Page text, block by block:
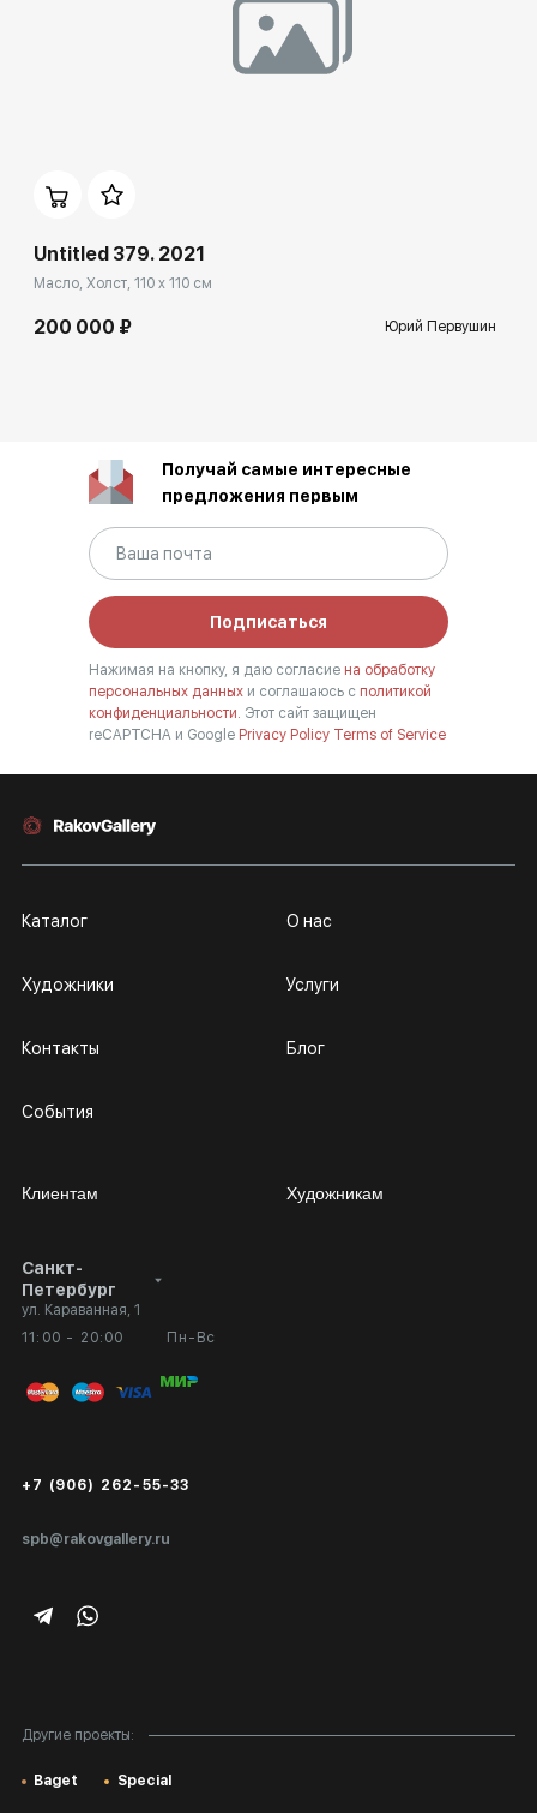
Untitled 379. 2021
Масло, Холст, 110 x 110 см
200 000 ₽ Юрий Первушин
Получай самые интересные
предложения первым
Подписаться
Нажимая на кнопку, я даю согласие на обработку
персональных данных и соглашаюсь с политикой
конфиденциальности. Этот сайт защищен
reCAPTCHA и Google Privacy Policy Terms of Service
Санкт-
Петербург
ул. Караванная, 1
11:00 - 20:00
Пн-Вс
spb@rakovgallery.ru
+7 (906) 262-55-33
Каталог
Художники
Контакты
События
О нас
Услуги
Блог
Другие проекты:
Baget Special
Клиентам
Личный кабинет
Вопросы и ответы
Публичная оферта
Экспертиза/Вывоз за границу
Подарочные сертификаты
Художникам
Сотрудничество
Выставка в галерее